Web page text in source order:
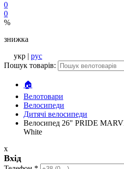
0
0
%
знижка
укр | рус
Пошук товарів:
🏠
Велотовари
Велосипеди
Дитячі велосипеди
Велосипед 26" PRIDE
White
x
Вхід